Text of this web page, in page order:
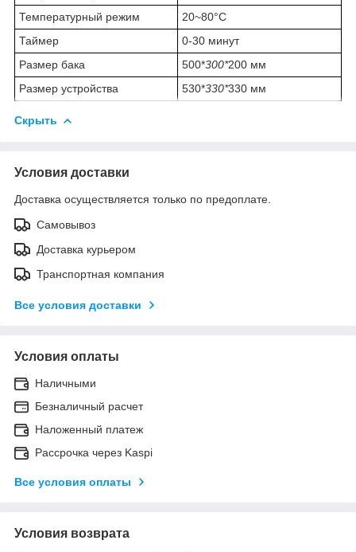
Температурный режим
20~80°C
Таймер
0-30 минут
Размер бака
500*300*200 мм
Размер устройства
530*330*330 мм
Скрыть
Условия доставки
Доставка осуществляется только по предоплате.
Самовывоз
Доставка курьером
Транспортная компания
Все условия доставки
Условия оплаты
Наличными
Безналичный расчет
Наложенный платеж
Рассрочка через Kaspi
Все условия оплаты
Условия возврата